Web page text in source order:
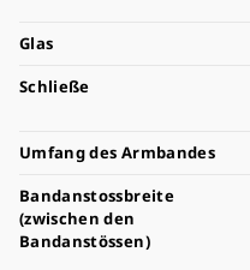
Glas
Schließe
Umfang des Armbandes
Bandanstossbreite
(zwischen den
Bandanstössen)